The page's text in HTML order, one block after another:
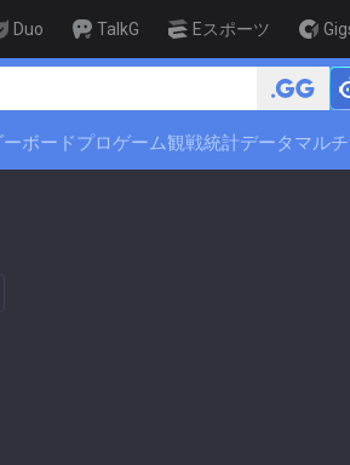
Duo TalkG Eスポーツ
🏆 Rank Up in 3 Days! Challenger
ーボードプロゲーム観戦統計データ マル